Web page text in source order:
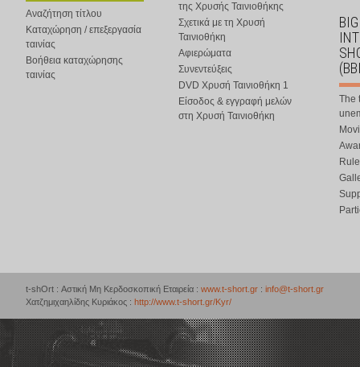
Αναζήτηση τίτλου
Καταχώρηση / επεξεργασία
ταινίας
Βοήθεια καταχώρησης
ταινίας
της Χρυσής Ταινιοθήκης
Σχετικά με τη Χρυσή
Ταινιοθήκη
Αφιερώματα
Συνεντεύξεις
DVD Χρυσή Ταινιοθήκη 1
Είσοδος & εγγραφή μελών
στη Χρυσή Ταινιοθήκη
The
t-shOrt : Αστική Μη Κερδοσκοπική Εταιρεία : www.t-short.gr : info@t-short.gr
Χατζημιχαηλίδης Κυριάκος : http://www.t-short.gr/Kyr/